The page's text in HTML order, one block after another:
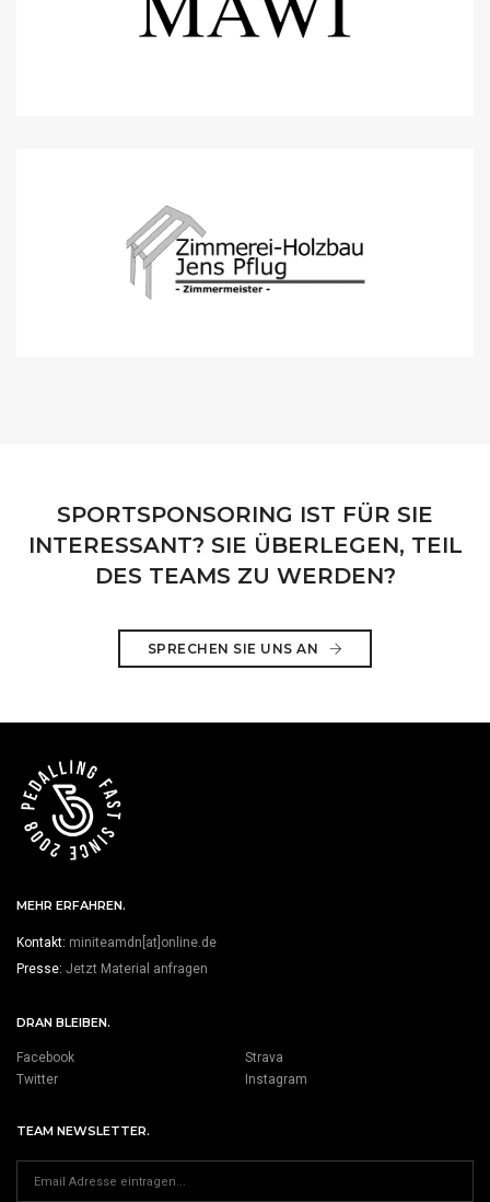
SPORTSPONSORING IST FÜR SIE
INTERESSANT? SIE ÜBERLEGEN, TEIL
DES TEAMS ZU WERDEN?
SPRECHEN SIE UNS AN
MEHR ERFAHREN.
Kontakt: miniteamdn[at]online.de
Presse: Jetzt Material anfragen
DRAN BLEIBEN.
Facebook
Strava
Twitter
Instagram
TEAM NEWSLETTER.